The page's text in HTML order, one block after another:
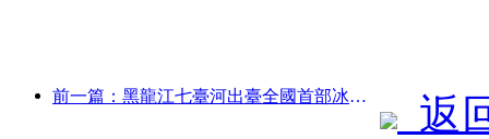
前一篇：黑龍江七臺河出臺全國首部冰雪產業法規，鼓勵“AI+冰雪”
返